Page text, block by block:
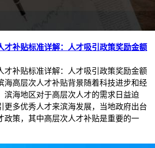
才补贴标准详解：人才吸引政策奖励金额
才补贴标准详解：人才吸引政策奖励金额
海高层次人才补贴背景随着科技进步和经
滨海地区对于高层次人才的需求日益迫
更多优秀人才来滨海发展，当地政府出台
政策，其中高层次人才补贴是重要的一